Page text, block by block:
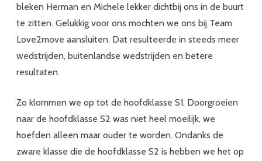
bleken Herman en Michele lekker dichtbij ons in de buurt
te zitten. Gelukkig voor ons mochten we ons bij Team
Love2move aansluiten. Dat resulteerde in steeds meer
wedstrijden, buitenlandse wedstrijden en betere
resultaten.
Zo klommen we op tot de hoofdklasse S1. Doorgroeien
naar de hoofdklasse S2 was niet heel moeilijk, we
hoefden alleen maar ouder te worden. Ondanks de
zware klasse die de hoofdklasse S2 is hebben we het op